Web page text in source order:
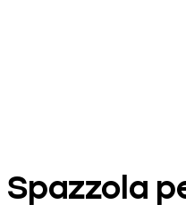
Spazzola